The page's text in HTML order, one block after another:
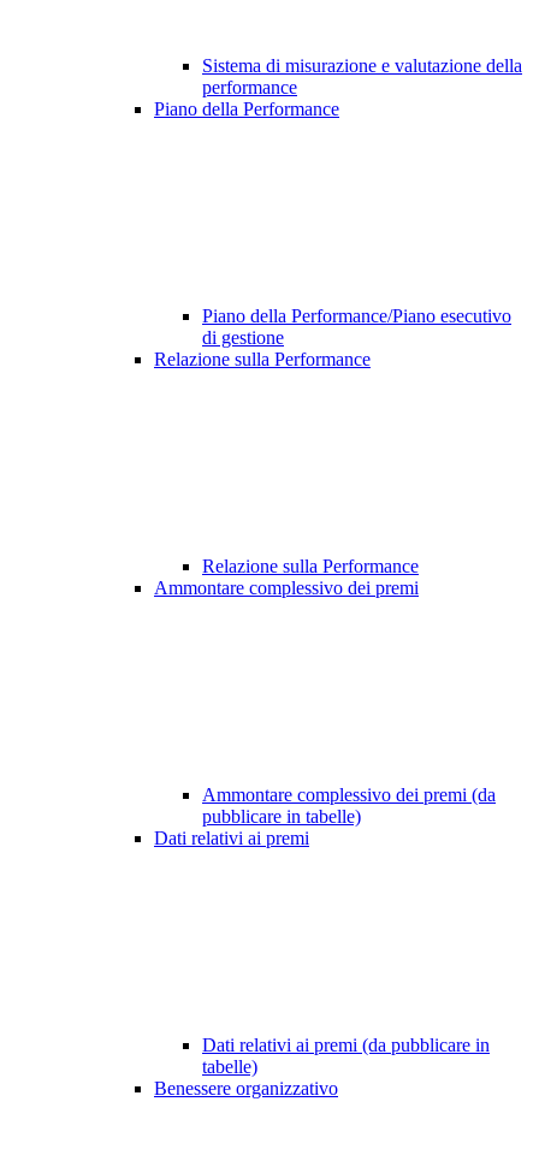
Sistema di misurazione e valutazione della
performance
Piano della Performance
Piano della Performance/Piano esecutivo
di gestione
Relazione sulla Performance
Relazione sulla Performance
Ammontare complessivo dei premi
Ammontare complessivo dei premi (da
pubblicare in tabelle)
Dati relativi ai premi
Dati relativi ai premi (da pubblicare in
tabelle)
Benessere organizzativo